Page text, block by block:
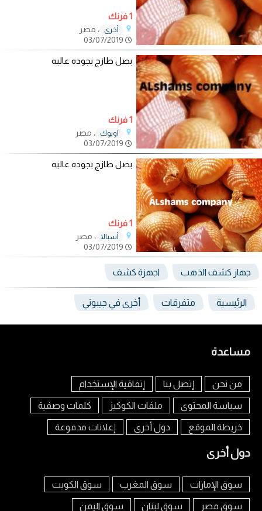
1 فرنك
أخرى
، مصر
بصل طازج بجوده عاليه
1 فرنك
اوبوك ، مصر
بصل طازج بجوده عاليه
1 فرنك
أسبالا ، مصر
جهاز كشف الذهب اجهزة كشف
الرئيسية متفرقات أخرى في جيبوتي
مساعدة
من نحن إتصل بنا إتفاقية الإستخدام
سياسة المحتوى ملفات الكوكيز كلمات وصفية
خريطة الموقع دول أخرى إعلانات مدفوعة
دول أخرى
سوق الإمارات سوق المغرب سوق الكويت
سوق مصر سوق لبنان سوق اليمن